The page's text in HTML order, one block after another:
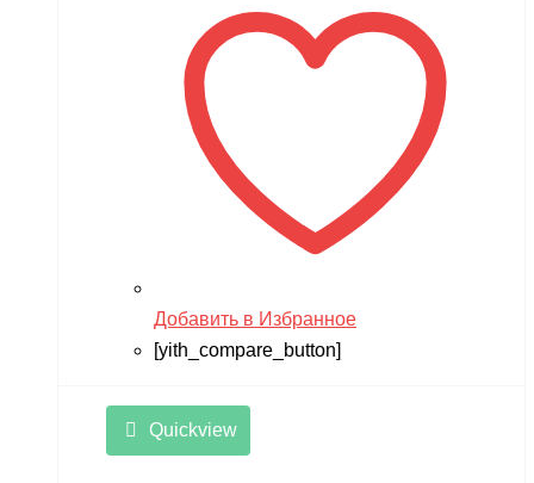
Добавить в Избранное
[yith_compare_button]
Quickview